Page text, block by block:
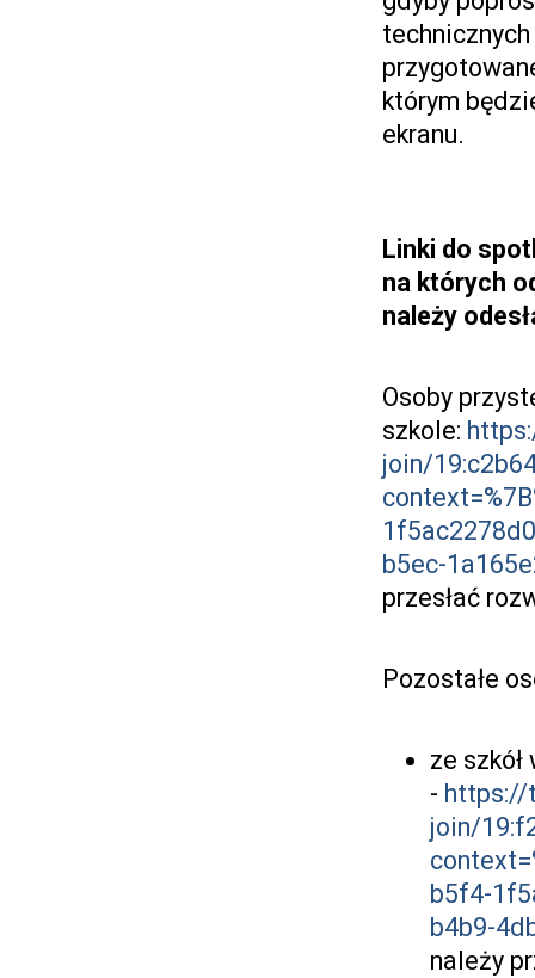
którym
ekranu.
Linki do
na których
należy
Osoby
szkole:
join/
b5ec-
przesłać
Pozostałe
ze
-
join/
b5f4-
b4b9-
należy